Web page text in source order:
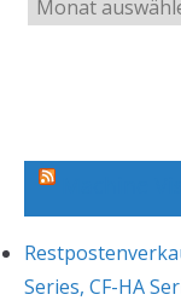
r
Series, CF-HA